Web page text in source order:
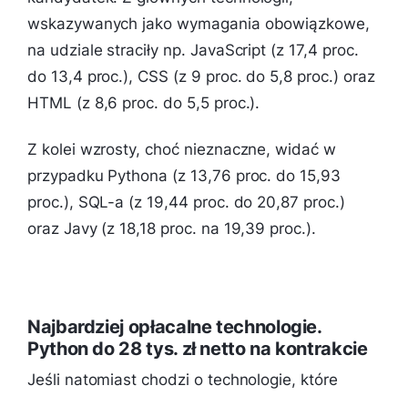
wskazywanych jako wymagania obowiązkowe,
na udziale straciły np. JavaScript (z 17,4 proc.
do 13,4 proc.), CSS (z 9 proc. do 5,8 proc.) oraz
HTML (z 8,6 proc. do 5,5 proc.).
Z kolei wzrosty, choć nieznaczne, widać w
przypadku Pythona (z 13,76 proc. do 15,93
proc.), SQL-a (z 19,44 proc. do 20,87 proc.)
oraz Javy (z 18,18 proc. na 19,39 proc.).
Najbardziej opłacalne technologie.
Python do 28 tys. zł netto na kontrakcie
Jeśli natomiast chodzi o technologie, które